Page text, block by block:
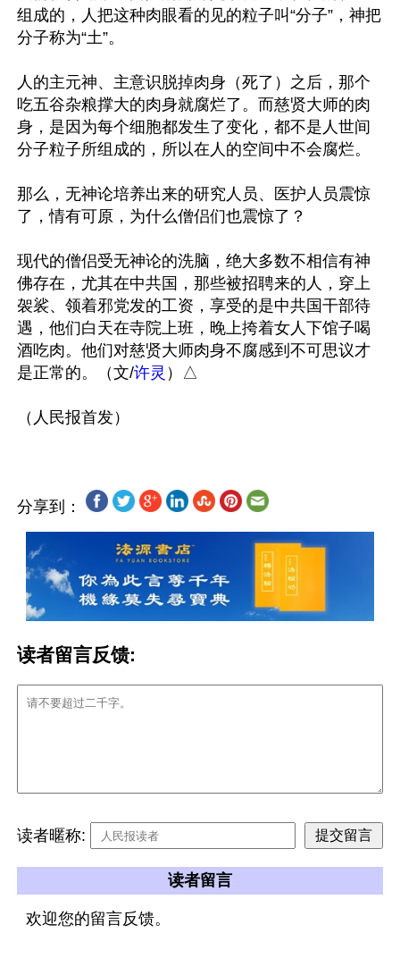
组成的，人把这种肉眼看的见的粒子叫“分子”，神把
分子称为“土”。
人的主元神、主意识脱掉肉身（死了）之后，那个
吃五谷杂粮撑大的肉身就腐烂了。而慈贤大师的肉
身，是因为每个细胞都发生了变化，都不是人世间
分子粒子所组成的，所以在人的空间中不会腐烂。
那么，无神论培养出来的研究人员、医护人员震惊
了，情有可原，为什么僧侣们也震惊了？
现代的僧侣受无神论的洗脑，绝大多数不相信有神
佛存在，尤其在中共国，那些被招聘来的人，穿上
袈裟、领着邪党发的工资，享受的是中共国干部待
遇，他们白天在寺院上班，晚上挎着女人下馆子喝
酒吃肉。他们对慈贤大师肉身不腐感到不可思议才
是正常的。（文/许灵 ）△
分享到：
读者留言反馈:
读者暱称:
读者留言
欢迎您的留言反馈。